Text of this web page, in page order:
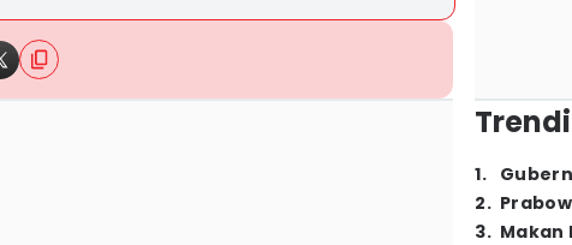
1.
2.
3. Makan